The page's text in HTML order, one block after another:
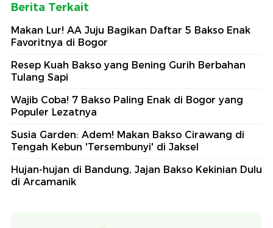
Berita Terkait
Makan Lur! AA Juju Bagikan Daftar 5 Bakso Enak
Favoritnya di Bogor
Resep Kuah Bakso yang Bening Gurih Berbahan
Tulang Sapi
Wajib Coba! 7 Bakso Paling Enak di Bogor yang
Populer Lezatnya
Susia Garden: Adem! Makan Bakso Cirawang di
Tengah Kebun 'Tersembunyi' di Jaksel
Hujan-hujan di Bandung, Jajan Bakso Kekinian Dulu
di Arcamanik